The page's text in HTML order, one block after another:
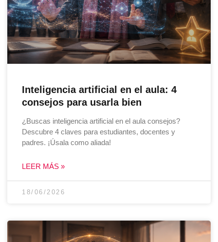
Inteligencia artificial en el aula: 4
consejos para usarla bien
¿Buscas inteligencia artificial en el aula consejos?
Descubre 4 claves para estudiantes, docentes y
padres. ¡Úsala como aliada!
LEER MÁS »
18/06/2026